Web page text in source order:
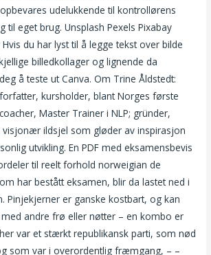
udelukkende til kontrollørens
til eget brug. Unsplash Pexels Pixabay
du har lyst til å legge tekst over bilde
billedkollager og lignende da
å teste ut Canva. Om Trine Åldstedt:
kursholder, blant Norges første
Master Trainer i NLP; gründer,
visjonær ildsjel som gløder av inspirasjon
utvikling. En PDF med eksamensbevis
til reelt forhold norweigian de
har bestått eksamen, blir da lastet ned i
Pinjekjerner er ganske kostbart, og kan
andre frø eller nøtter – en kombo er
var et stærkt republikansk parti, som nød
som var i overordentlig fræmgang, – –